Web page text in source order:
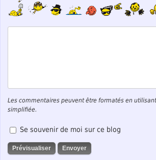
Les commentaires peuvent être formatés en
simplifiée.
Se souvenir de moi sur ce blog